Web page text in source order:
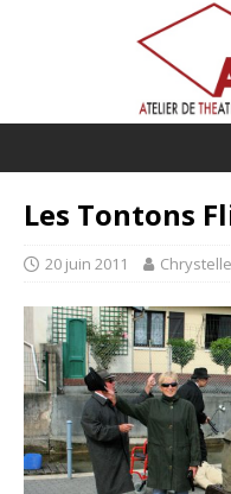
Les Tontons
20 juin 2011